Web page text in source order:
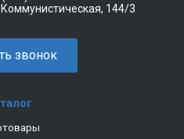
Коммунистическая, 144/3
звонок